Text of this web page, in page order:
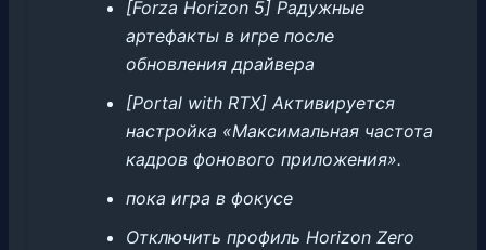
[Forza Horizon 5] Радужные
артефакты в игре после
обновления драйвера
[Portal with RTX] Активируется
настройка «Максимальная частота
кадров фонового приложения».
пока игра в фокусе
Отключить профиль Horizon Zero